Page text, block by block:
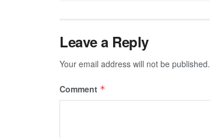
Leave a Reply
Your email address will not be published.
Comment *